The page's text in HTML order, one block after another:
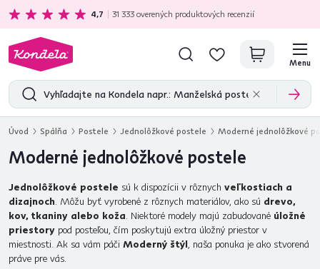
Ekologická doprava zadarmo nad 199 €
4,7 31 333 overených produktových recenzií
Menu
Úvod Spálňa Postele Jednolôžkové postele Moderné jednolôžkové
Moderné jednolôžkové postele
Jednolôžkové postele sú k dispozícii v rôznych veľkostiach a
dizajnoch. Môžu byť vyrobené z rôznych materiálov, ako sú drevo,
kov, tkaniny alebo koža. Niektoré modely majú zabudované úložné
priestory pod posteľou, čím poskytujú extra úložný priestor v
miestnosti. Ak sa vám páči Moderný štýl, naša ponuka je ako stvorená
práve pre vás.